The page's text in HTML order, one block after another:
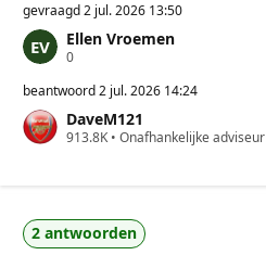
gevraagd2 jul. 2026 13:50
Ellen Vroemen
0R
p
t
a
u
n
t
beantwoord2 jul. 2026 14:24
DaveM121
913.8K R
a
t
i
• Onafhankelijke adviseur
2 antwoorden